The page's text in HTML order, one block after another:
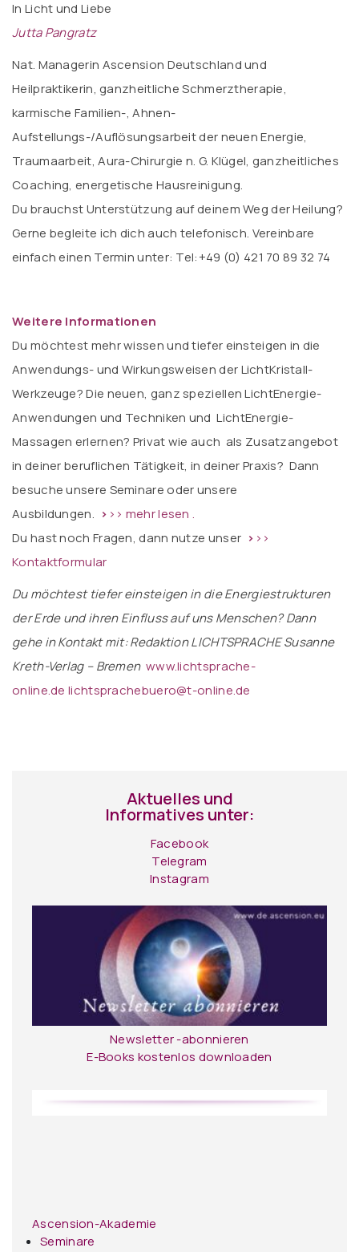
In Licht und Liebe
Jutta Pangratz
Nat. Managerin Ascension Deutschland und
Heilpraktikerin, ganzheitliche Schmerztherapie,
karmische Familien-, Ahnen-
Aufstellungs-/Auflösungsarbeit der neuen Energie,
Traumaarbeit, Aura-Chirurgie n. G. Klügel, ganzheitliches
Coaching, energetische Hausreinigung.
Du brauchst Unterstützung auf deinem Weg der Heilung?
Gerne begleite ich dich auch telefonisch. Vereinbare
einfach einen Termin unter: Tel:+49 (0) 421 70 89 32 74
Weitere Informationen
Du möchtest mehr wissen und tiefer einsteigen in die
Anwendungs- und Wirkungsweisen der LichtKristall-
Werkzeuge? Die neuen, ganz speziellen LichtEnergie-
Anwendungen und Techniken und LichtEnergie-
Massagen erlernen? Privat wie auch als Zusatzangebot
in deiner beruflichen Tätigkeit, in deiner Praxis? Dann
besuche unsere Seminare oder unsere
Ausbildungen. > >> mehr lesen .
Du hast noch Fragen, dann nutze unser > >>
Kontaktformular
Du möchtest tiefer einsteigen in die Energiestrukturen
der Erde und ihren Einfluss auf uns Menschen? Dann
gehe in Kontakt mit: Redaktion LICHTSPRACHE Susanne
Kreth-Verlag – Bremen www.lichtsprache-
online.de lichtsprachebuero@t-online.de
Aktuelles und
Informatives unter:
Facebook
Telegram
Instagram
Newsletter -abonnieren
E-Books kostenlos downloaden
Ascension-Akademie
Seminare